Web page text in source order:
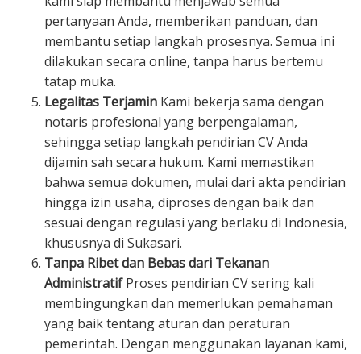
pertanyaan Anda, memberikan panduan, dan
membantu setiap langkah prosesnya. Semua ini
dilakukan secara online, tanpa harus bertemu
tatap muka.
Legalitas Terjamin Kami bekerja sama dengan
notaris profesional yang berpengalaman,
sehingga setiap langkah pendirian CV Anda
dijamin sah secara hukum. Kami memastikan
bahwa semua dokumen, mulai dari akta pendirian
hingga izin usaha, diproses dengan baik dan
sesuai dengan regulasi yang berlaku di Indonesia,
khususnya di Sukasari.
Tanpa Ribet dan Bebas dari Tekanan
AdministratifProses pendirian CV sering kali
membingungkan dan memerlukan pemahaman
yang baik tentang aturan dan peraturan
pemerintah. Dengan menggunakan layanan kami,